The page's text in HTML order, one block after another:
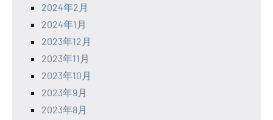
2024年2月
2024年1月
2023年12月
2023年11月
2023年10月
2023年9月
2023年8月